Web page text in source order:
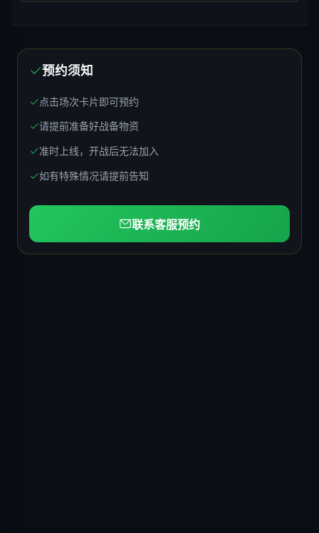
预约须知
点击场次卡片即可预约
请提前准备好战备物资
准时上线，开战后无法加入
如有特殊情况请提前告知
联系客服预约